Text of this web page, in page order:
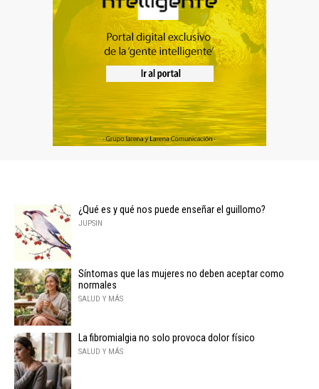
¿Qué es y qué nos puede enseñar el guillomo?
JUPSIN
Síntomas que las mujeres no deben aceptar como
normales
SALUD Y MÁS
La fibromialgia no solo provoca dolor físico
SALUD Y MÁS